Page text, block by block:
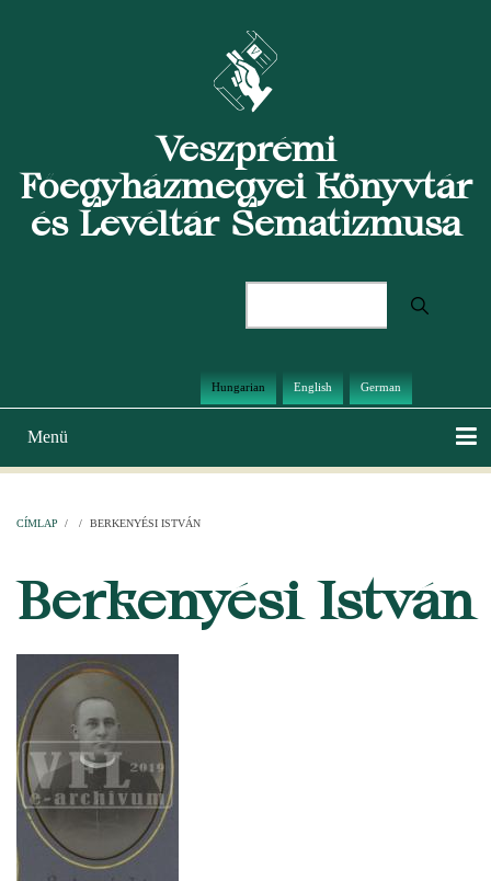
Veszprémi
Főegyházmegyei Könyvtár
és Levéltár Sematizmusa
Hungarian English German
Main
navigation
Menü
CÍMLAP / / BERKENYÉSI ISTVÁN
Berkenyési István